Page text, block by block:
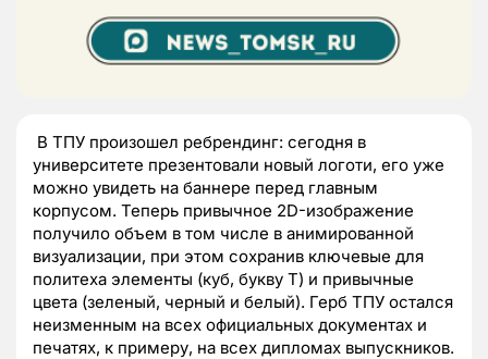
В ТПУ произошел ребрендинг: сегодня в
университете презентовали новый логоти, его уже
можно увидеть на баннере перед главным
корпусом. Теперь привычное 2D-изображение
получило объем в том числе в анимированной
визуализации, при этом сохранив ключевые для
политеха элементы (куб, букву Т) и привычные
цвета (зеленый, черный и белый). Герб ТПУ остался
неизменным на всех официальных документах и
печатях, к примеру, на всех дипломах выпускников.